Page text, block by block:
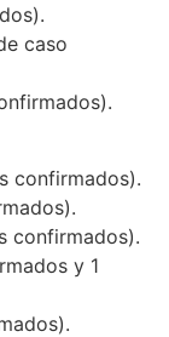
caso
confirmados).
confirmados).
y 1